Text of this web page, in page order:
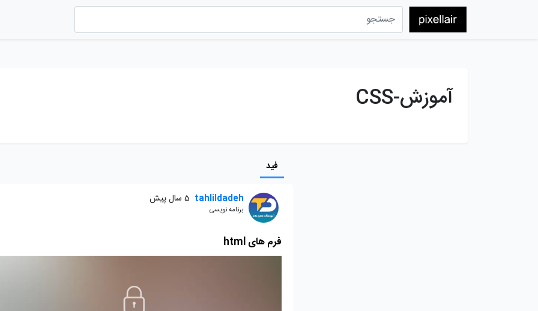
آموزش-CSS
فید
tahlildadeh 5 سال پیش
برنامه نویسی
فرم های html